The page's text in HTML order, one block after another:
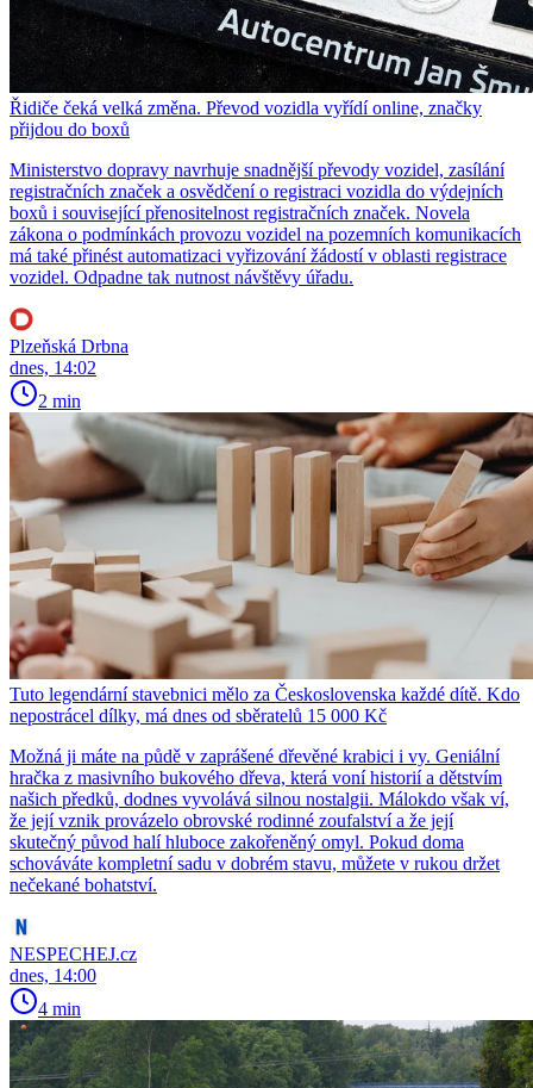
Řidiče čeká velká změna. Převod vozidla vyřídí online, značky
přijdou do boxů
Ministerstvo dopravy navrhuje snadnější převody vozidel, zasílání
registračních značek a osvědčení o registraci vozidla do výdejních
boxů i související přenositelnost registračních značek. Novela
zákona o podmínkách provozu vozidel na pozemních komunikacích
má také přinést automatizaci vyřizování žádostí v oblasti registrace
vozidel. Odpadne tak nutnost návštěvy úřadu.
Plzeňská Drbna
dnes, 14:02
2 min
Tuto legendární stavebnici mělo za Československa každé dítě. Kdo
nepostrácel dílky, má dnes od sběratelů 15 000 Kč
Možná ji máte na půdě v zaprášené dřevěné krabici i vy. Geniální
hračka z masivního bukového dřeva, která voní historií a dětstvím
našich předků, dodnes vyvolává silnou nostalgii. Málokdo však ví,
že její vznik provázelo obrovské rodinné zoufalství a že její
skutečný původ halí hluboce zakořeněný omyl. Pokud doma
schováváte kompletní sadu v dobrém stavu, můžete v rukou držet
nečekané bohatství.
NESPECHEJ.cz
dnes, 14:00
4 min